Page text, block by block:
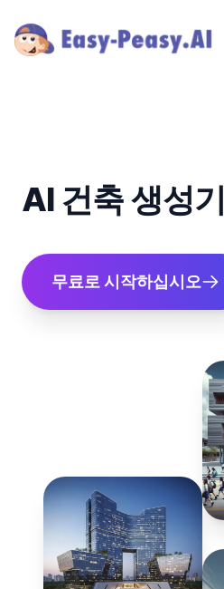
AI 건축 생성기
무료로 시작하십시오